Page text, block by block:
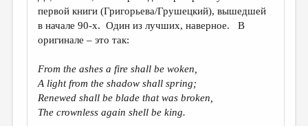
первой книги (Григорьева/Грушецкий), вышедшей
в начале 90-х. Один из лучших, наверное. В
оригинале – это так:
From the ashes a fire shall be woken,
A light from the shadow shall spring;
Renewed shall be blade that was broken,
The crownless again shell be king.